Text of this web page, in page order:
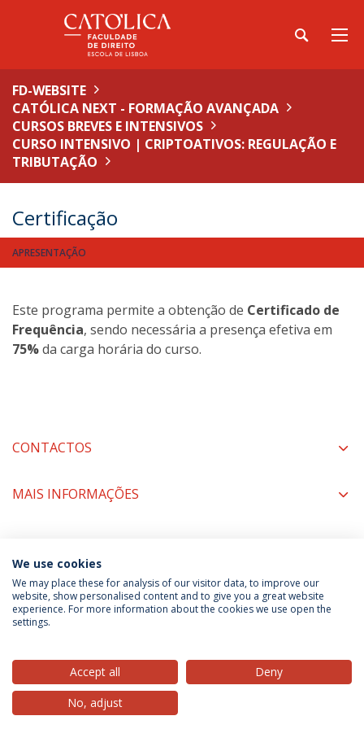
FD-WEBSITE
CATÓLICA NEXT - FORMAÇÃO AVANÇADA
CURSOS BREVES E INTENSIVOS
CURSO INTENSIVO | CRIPTOATIVOS: REGULAÇÃO E
TRIBUTAÇÃO
Certificação
APRESENTAÇÃO
Este programa permite a obtenção de Certificado de
Frequência, sendo necessária a presença efetiva em
75%da carga horária do curso.
CONTACTOS
MAIS INFORMAÇÕES
COORDENAÇÃO
Política de Privacidade
Termos & Condições
© 2026 Universidade Católica Portuguesa
We use cookies
We may place these for analysis of our visitor data, to improve our
website, show personalised content and to give you a great website
experience. For more information about the cookies we use open the
settings.
Accept all
Deny
No, adjust